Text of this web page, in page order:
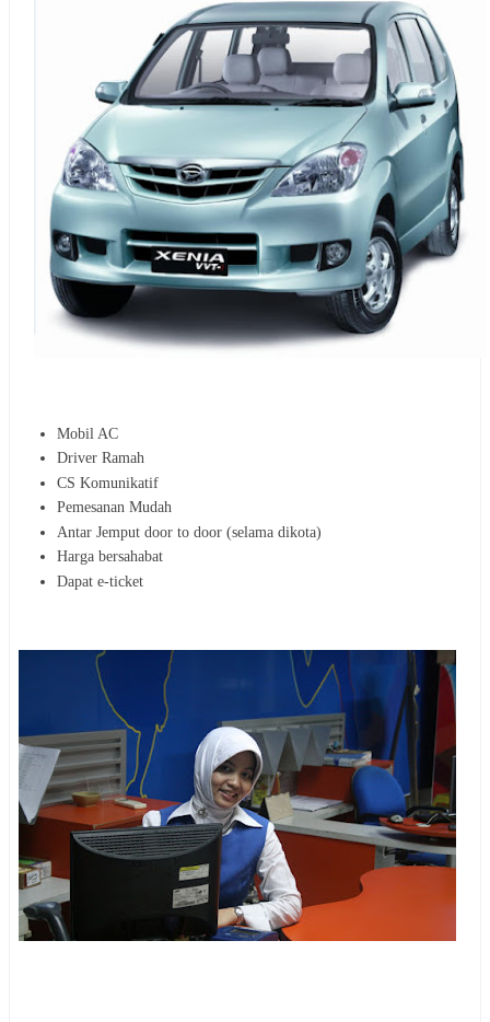
Mobil AC
Driver Ramah
CS Komunikatif
Pemesanan Mudah
Antar Jemput door to door (selama dikota)
Harga bersahabat
Dapat e-ticket